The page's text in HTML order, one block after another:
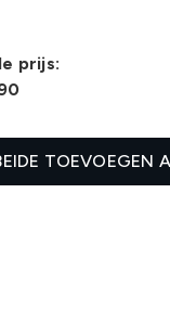
prijs:
TOEVOEGEN